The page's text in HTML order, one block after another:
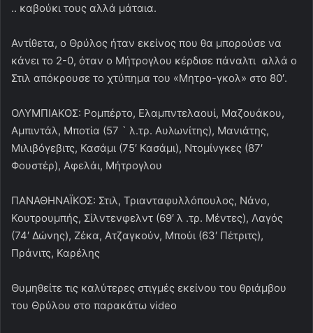
.. καβούκι τους αλλά μάταια.
Αντίθετα, ο Θρύλος ήταν εκείνος που θα μπορούσε να
κάνει το 2-0, όταν ο Μήτρογλου κέρδισε πάναλτι αλλά ο
Στιλ απόκρουσε το χτύπημα του «Μητρο-γκολ» στο 80′.
ΟΛΥΜΠΙΑΚΟΣ: Ρομπέρτο, Ελαμπντελαουί, Μαζουάκου,
Αμπιντάλ, Μποτία (57 ` λ.τρ. Αυλωνίτης), Μανιάτης,
Μιλιβόγεβιτς, Κασάμι (75′ Κασάμι), Ντομίνγκες (87′
Φουστέρ), Αφελάι, Μήτρογλου
ΠΑΝΑΘΗΝΑΪΚΟΣ: Στιλ, Τριανταφυλλόπουλος, Νάνο,
Κουτρουμπής, Σίλντενφελντ (69′ λ .τρ. Μέντες), Λαγός
(74′ Δώνης), Ζέκα, Ατζαγκούν, Μπούι (63′ Πέτριτς),
Πράνιτς, Καρέλης
Θυμηθείτε τις καλύτερες στιγμές εκείνου του θριάμβου
του Θρύλου στο παρακάτω video